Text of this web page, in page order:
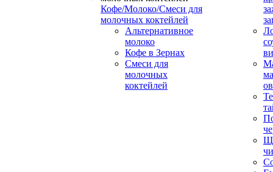
Кофе/Молоко/Смеси для
молочных коктейлей
Альтернативное
молоко
Кофе в Зернах
Смеси для
молочных
коктейлей